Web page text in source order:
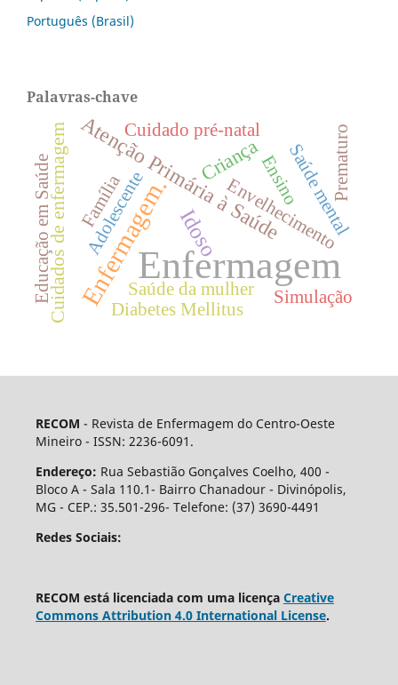
Português (Brasil)
Palavras-chave
Enfermagem
Enfermagem.Idoso
Atenção Primária à Saúde
Cuidados de enfermagem Criança
Cuidado pré-natal
Educação em Saúde Envelhecimento
Saúde da mulher
Adolescente
Família Ensino
Diabetes Mellitus
Saúde mental
Prematuro
Simulação
RECOM - Revista de Enfermagem do Centro-Oeste
Mineiro - ISSN: 2236-6091.
Endereço: Rua Sebastião Gonçalves Coelho, 400 -
Bloco A - Sala 110.1- Bairro Chanadour - Divinópolis,
MG - CEP.: 35.501-296- Telefone: (37) 3690-4491
Redes Sociais:
RECOM está licenciada com uma licença Creative
Commons Attribution 4.0 International License.